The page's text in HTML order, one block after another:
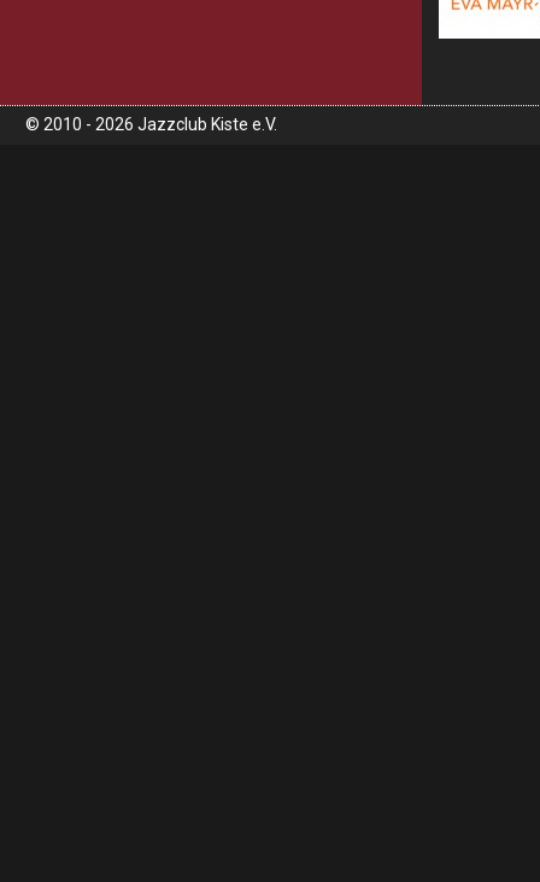
© 2010 - 2026 Jazzclub Kiste e.V.